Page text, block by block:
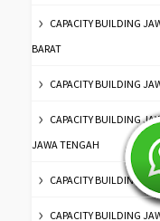
CAPACITY BUILDING
BARAT
CAPACITY BUILDING
CAPACITY BUILDING
JAWA TENGAH
CAPACITY BUILDING
CAPACITY BUILDING